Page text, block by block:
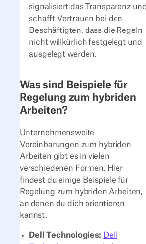
signalisiert das Transparenz und
schafft Vertrauen bei den
Beschäftigten, dass die Regeln
nicht willkürlich festgelegt und
ausgelegt werden.
Was sind Beispiele für
Regelung zum hybriden
Arbeiten?
Unternehmensweite
Vereinbarungen zum hybriden
Arbeiten gibt es in vielen
verschiedenen Formen. Hier
findest du einige Beispiele für
Regelung zum hybriden Arbeiten,
an denen du dich orientieren
kannst.
Dell Technologies: Dell